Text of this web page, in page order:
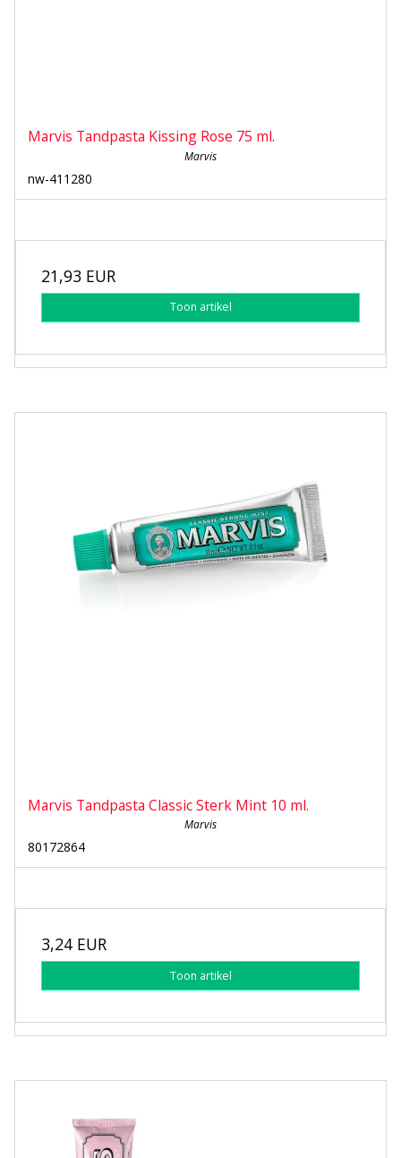
Marvis Tandpasta Kissing Rose 75 ml.
Marvis
nw-411280
21,93 EUR
Toon artikel
Marvis Tandpasta Classic Sterk Mint 10 ml.
Marvis
80172864
3,24 EUR
Toon artikel